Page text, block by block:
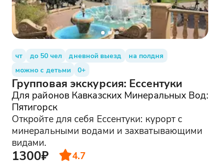
чт до 50 чел дневной выезд
на полдня
можно с детьми
0+
Групповая экскурсия: Ессентуки
Для районов Кавказских Минеральных Вод:
Пятигорск
Откройте для себя Ессентуки: курорт с
минеральными водами и захватывающими
видами.
1300₽ 4.7